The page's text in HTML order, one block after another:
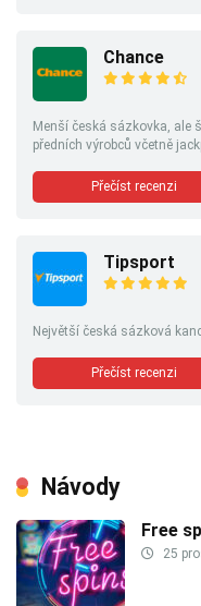
Chance
Menší česká sázkovka, ale
předních výrobců včetně
Přečíst recenzi
Tipsport
Největší česká sázková
Přečíst recenzi
Návody
Free
25